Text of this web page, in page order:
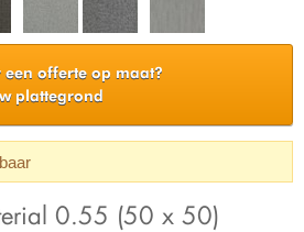
een offerte op maat?
plattegrond
0.55 (50 x 50)